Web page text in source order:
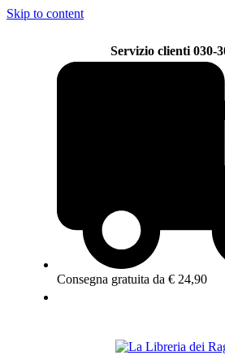
Skip to content
Servizio clienti 030-
Consegna gratuita da € 24,90